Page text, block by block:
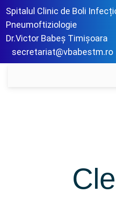
Spitalul Clinic de Boli
Pneumoftiziologie
Dr.Victor Babeș Timișoara
secretariat@vbabestm.ro